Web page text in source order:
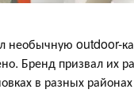
необычную outdoor-
Бренд призвал их
в разных